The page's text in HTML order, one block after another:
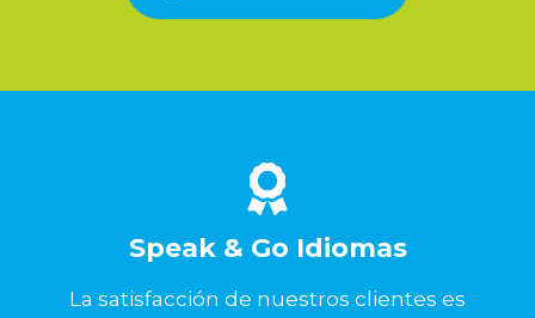
Speak & Go Idiomas
La satisfacción de nuestros clientes es